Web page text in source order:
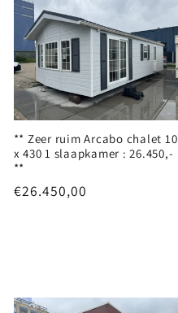
** Zeer ruim Arcabo chalet 10
x 430 1 slaapkamer : 26.450,-
**
Normale
€26.450,00